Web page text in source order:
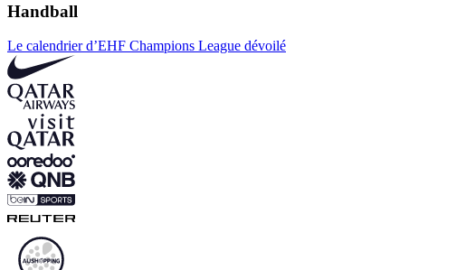
Handball
Le calendrier d’EHF Champions League dévoilé